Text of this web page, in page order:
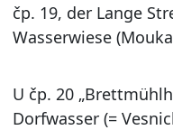
čp. 19, der Lange
Wasserwiese
U čp. 20
Dorfwasser (=